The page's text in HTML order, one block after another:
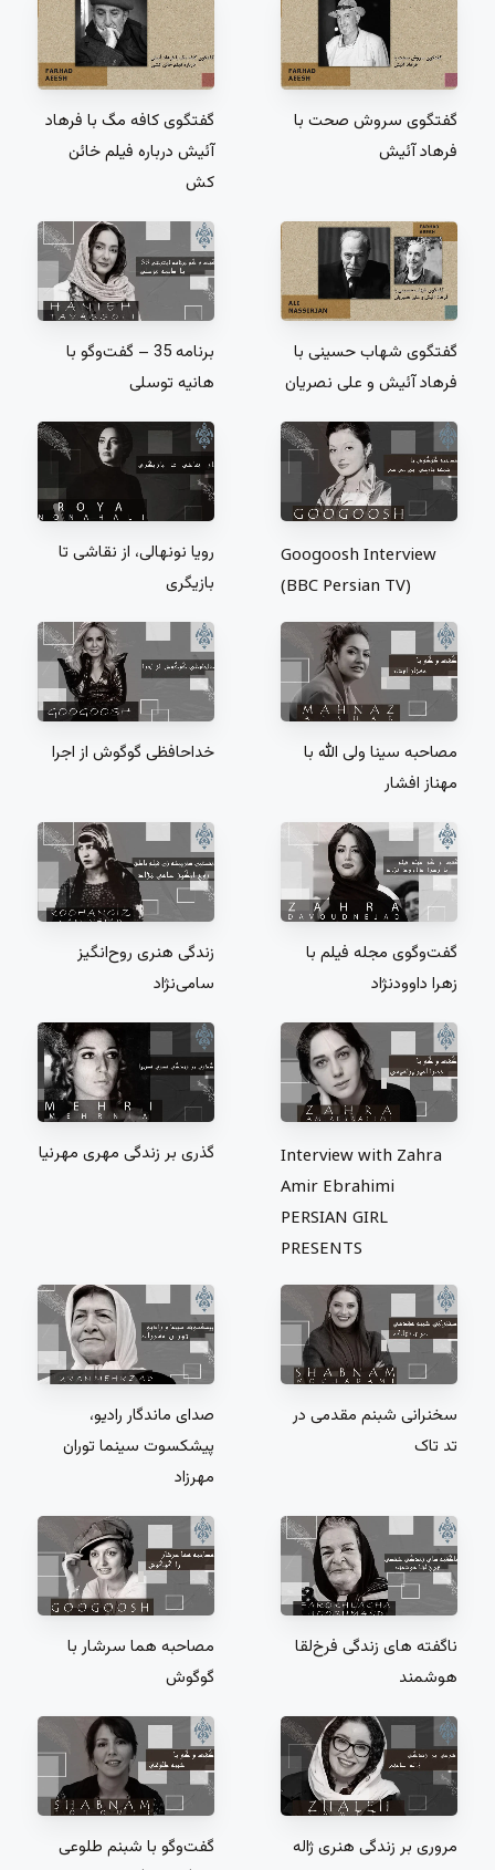
گفتگوی کافه مگ با فرهاد
آئیش درباره فیلم خائن
کش
گفتگوی سروش صحت با
فرهاد آئیش
برنامه 35 – گفت‌و‌گو با
هانیه توسلی
گفتگوی شهاب حسینی با
فرهاد آئیش و علی نصریان
رویا نونهالی، از نقاشی تا
بازیگری
Googoosh Interview
(BBC Persian TV)
خداحافظی گوگوش از اجرا
مصاحبه سینا ولی الله با
مهناز افشار
زندگی هنری روح‌انگیز
سامی‌نژاد
گفت‌و‌گوی مجله فیلم با
زهرا داوود‌نژاد
گذری بر زندگی مهری مهر‌نیا
Interview with Zahra
Amir Ebrahimi
PERSIAN GIRL
PRESENTS
صدای ماندگار رادیو،
پیشکسوت سینما توران
مهرزاد
سخنرانی شبنم مقدمی در
تد تاک
مصاحبه هما سرشار با
گوگوش
ناگفته های زندگی فرخ‌لقا
هوشمند
گفت‌و‌گو با شبنم طلوعی
مروری بر زندگی هنری ژاله